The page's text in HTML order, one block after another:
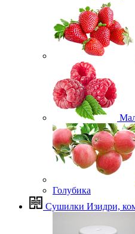
Голубика
Сушилки Изидри,